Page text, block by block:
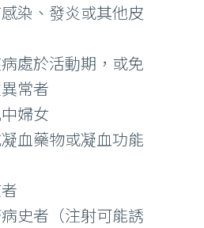
染、發炎或其他皮
處於活動期，或免
常者
婦女
血藥物或凝血功能
史者（注射可能誘